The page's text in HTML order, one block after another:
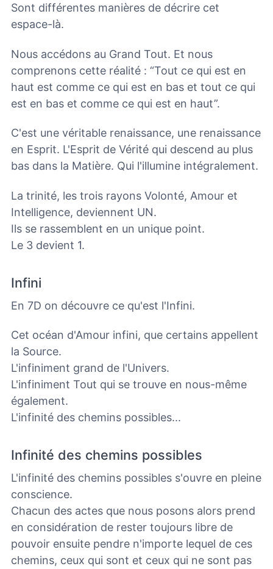
Sont différentes manières de décrire cet
espace-là.
Nous accédons au Grand Tout. Et nous
comprenons cette réalité : “Tout ce qui est en
haut est comme ce qui est en bas et tout ce qui
est en bas et comme ce qui est en haut”.
C'est une véritable renaissance, une renaissance
en Esprit. L'Esprit de Vérité qui descend au plus
bas dans la Matière. Qui l'illumine intégralement.
La trinité, les trois rayons Volonté, Amour et
Intelligence, deviennent UN.
Ils se rassemblent en un unique point.
Le 3 devient 1.
Infini
En 7D on découvre ce qu'est l'Infini.
Cet océan d'Amour infini, que certains appellent
la Source.
L'infiniment grand de l'Univers.
L'infiniment Tout qui se trouve en nous-même
également.
L'infinité des chemins possibles...
Infinité des chemins possibles
L'infinité des chemins possibles s'ouvre en pleine
conscience.
Chacun des actes que nous posons alors prend
en considération de rester toujours libre de
pouvoir ensuite pendre n'importe lequel de ces
chemins, ceux qui sont et ceux qui ne sont pas